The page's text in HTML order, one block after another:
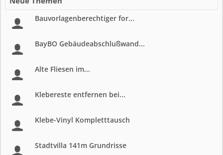
Bauvorlagenberechtiger for...
BayBO Gebäudeabschlußwand...
Alte Fliesen im...
Klebereste entfernen bei...
Klebe-Vinyl Kompletttausch
Stadtvilla 141m Grundrisse